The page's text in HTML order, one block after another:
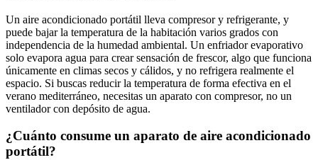
Un aire acondicionado portátil lleva compresor y refrigerante, y
puede bajar la temperatura de la habitación varios grados con
independencia de la humedad ambiental. Un enfriador evaporativo
solo evapora agua para crear sensación de frescor, algo que funciona
únicamente en climas secos y cálidos, y no refrigera realmente el
espacio. Si buscas reducir la temperatura de forma efectiva en el
verano mediterráneo, necesitas un aparato con compresor, no un
ventilador con depósito de agua.
¿Cuánto consume un aparato de aire acondicionado
portátil?